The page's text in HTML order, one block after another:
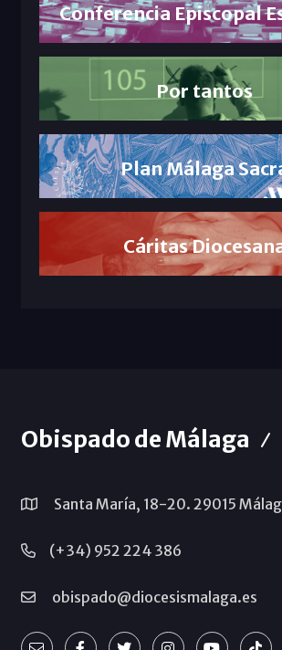
Conferencia Episcopal
Por tantos
Plan Málaga
Cáritas
Obispado de Málaga
Santa María, 18-20. 29015
(+34) 952 224 386
obispado@diocesismalaga.es